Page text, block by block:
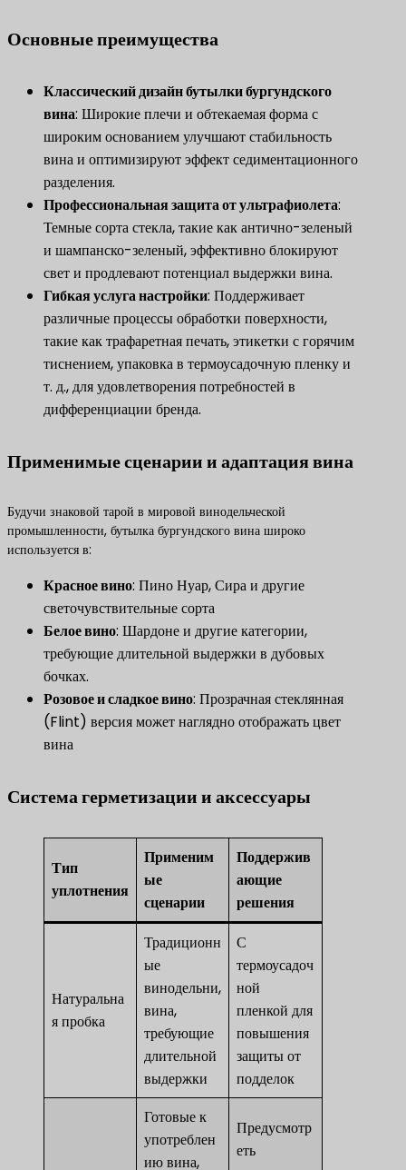
Основные преимущества
Классический дизайн бутылки бургундского
вина​: Широкие плечи и обтекаемая форма с
широким основанием улучшают стабильность
вина и оптимизируют эффект седиментационного
разделения.
​Профессиональная защита от ультрафиолета​​:
Темные сорта стекла, такие как антично-зеленый
и шампанско-зеленый, эффективно блокируют
свет и продлевают потенциал выдержки вина.
​Гибкая услуга настройки​​: Поддерживает
различные процессы обработки поверхности,
такие как трафаретная печать, этикетки с горячим
тиснением, упаковка в термоусадочную пленку и
т. д., для удовлетворения потребностей в
дифференциации бренда.
Применимые сценарии и адаптация вина
Будучи знаковой тарой в мировой винодельческой
промышленности, бутылка бургундского вина широко
используется в:
​Красное вино​​: Пино Нуар, Сира и другие
светочувствительные сорта
Белое вино​: Шардоне и другие категории,
требующие длительной выдержки в дубовых
бочках.
Розовое и сладкое вино​: Прозрачная стеклянная
(Flint) версия может наглядно отображать цвет
вина
Система герметизации и аксессуары
Тип
уплотнения
Применим
ые
сценарии
Поддержив
ающие
решения
Натуральна
я пробка
Традиционн
ые
винодельни,
вина,
требующие
длительной
выдержки
С
термоусадоч
ной
пленкой для
повышения
защиты от
подделок
Готовые к
употреблен
ию вина,
Предусмотр
еть